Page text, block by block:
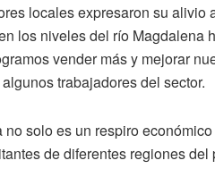
locales expresaron su
los niveles del río Magdalena
vender más y mejorar
trabajadores del sector.
no solo es un respiro
de diferentes regiones